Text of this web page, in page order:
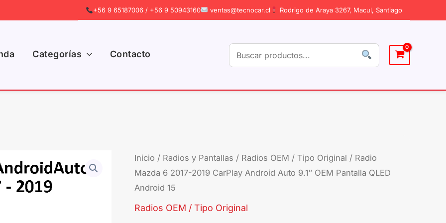
+56 9 65187006 / +56 9 50943160 ventas@tecnocar.cl Rodrigo de Araya 3267, Macul, Santiago
Categorías Contacto
Inicio / Radios y Pantallas / Radios OEM / Tipo Original / Radio
Mazda 6 2017-2019 CarPlay Android Auto 9.1″ OEM Pantalla QLED
Android 15
Radios OEM / Tipo Original
El
original
El